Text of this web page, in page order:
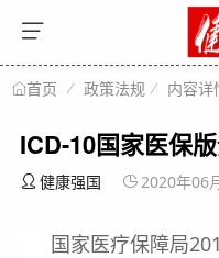
首页 政策法规 内容详
ICD-10国家医保
健康强国 2020年06
国家医疗保障局